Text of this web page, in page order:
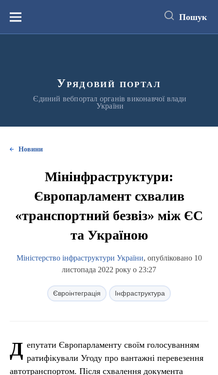
вмістуМеню Пошук
Урядовий портал
Єдиний вебпортал органів виконавчої влади
України
Новини
Мінінфраструктури:
Європарламент схвалив
«транспортний безвіз» між ЄС
та Україною
Міністерство інфраструктури України, опубліковано 10
листопада 2022 року о 23:27
Євроінтеграція Інфраструктура
Д епутати Європарламенту своїм голосуванням
ратифікували Угоду про вантажні перевезення
автотранспортом. Після схвалення документа